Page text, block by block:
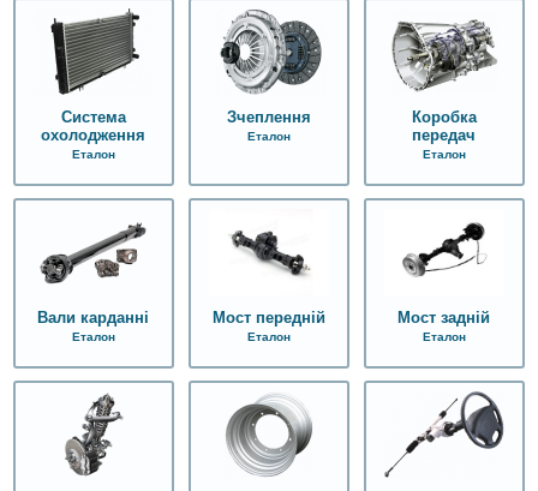
Система
охолодження
Еталон
Зчеплення
Еталон
Коробка
передач
Еталон
Вали карданні
Еталон
Мост передній
Еталон
Мост задній
Еталон